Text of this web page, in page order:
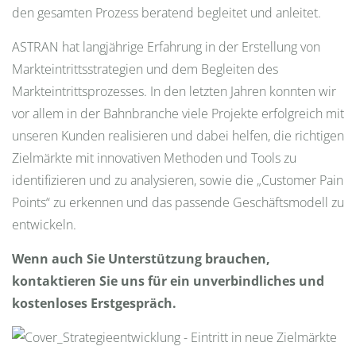
den gesamten Prozess beratend begleitet und anleitet.
ASTRAN hat langjährige Erfahrung in der Erstellung von
Markteintrittsstrategien und dem Begleiten des
Markteintrittsprozesses. In den letzten Jahren konnten wir
vor allem in der Bahnbranche viele Projekte erfolgreich mit
unseren Kunden realisieren und dabei helfen, die richtigen
Zielmärkte mit innovativen Methoden und Tools zu
identifizieren und zu analysieren, sowie die „Customer Pain
Points“ zu erkennen und das passende Geschäftsmodell zu
entwickeln.
Wenn auch Sie Unterstützung brauchen,
kontaktieren Sie uns für ein unverbindliches und
kostenloses Erstgespräch.